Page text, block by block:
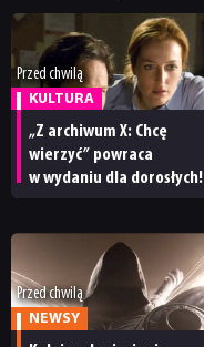
Przed chwilą
KULTURA
„Z archiwum X: Chcę
wierzyć” powraca
w wydaniu dla dorosłych!
Przed chwilą
NEWSY